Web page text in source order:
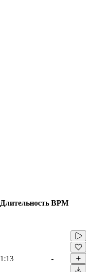
Длительность BPM
1:13 -